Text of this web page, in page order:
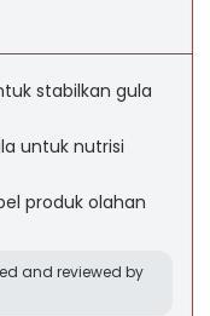
stabilkan gula
untuk nutrisi
produk olahan
and reviewed by